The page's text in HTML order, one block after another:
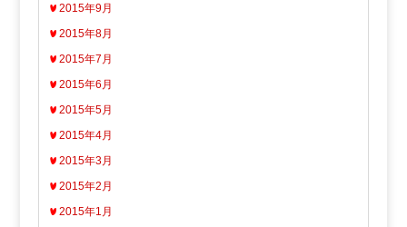
2015年9月
2015年8月
2015年7月
2015年6月
2015年5月
2015年4月
2015年3月
2015年2月
2015年1月